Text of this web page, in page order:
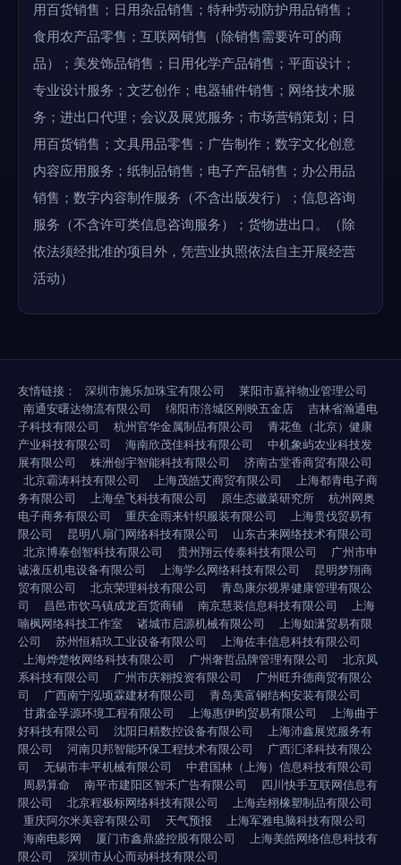
用百货销售；日用杂品销售；特种劳动防护用品销售；
食用农产品零售；互联网销售（除销售需要许可的商
品）；美发饰品销售；日用化学产品销售；平面设计；
专业设计服务；文艺创作；电器辅件销售；网络技术服
务；进出口代理；会议及展览服务；市场营销策划；日
用百货销售；文具用品零售；广告制作；数字文化创意
内容应用服务；纸制品销售；电子产品销售；办公用品
销售；数字内容制作服务（不含出版发行）；信息咨询
服务（不含许可类信息咨询服务）；货物进出口。（除
依法须经批准的项目外，凭营业执照依法自主开展经营
活动）
友情链接： 深圳市施乐加珠宝有限公司
莱阳市嘉祥物业管理公司
南通安曙达物流有限公司
绵阳市涪城区刚映五金店
吉林省瀚通电
子科技有限公司
杭州官华金属制品有限公司
青花鱼（北京）健康
产业科技有限公司
海南欣茂佳科技有限公司
中机象屿农业科技发
展有限公司
株洲创宇智能科技有限公司
济南古堂香商贸有限公司
北京霸涛科技有限公司
上海茂皓艾商贸有限公司
上海都青电子商
务有限公司
上海垒飞科技有限公司 原生态徽菜研究所
杭州网奥
电子商务有限公司
重庆金雨来针织服装有限公司
上海贵伐贸易有
限公司
昆明八扇门网络科技有限公司
山东古来网络技术有限公司
北京博泰创智科技有限公司
贵州翔云传泰科技有限公司
广州市申
诚液压机电设备有限公司
上海学么网络科技有限公司
昆明梦翔商
贸有限公司
北京荣理科技有限公司
青岛康尔视界健康管理有限公
司
昌邑市饮马镇成龙百货商铺 南京慧装信息科技有限公司
上海
喃枫网络科技工作室
诸城市启源机械有限公司
上海如潇贸易有限
公司
苏州恒精玖工业设备有限公司
上海佐丰信息科技有限公司
上海烨楚牧网络科技有限公司
广州奢哲品牌管理有限公司
北京凤
系科技有限公司
广州市庆翱投资有限公司
广州旺升德商贸有限公
司
广西南宁泓顷霖建材有限公司
青岛美富钢结构安装有限公司
甘肃金孚源环境工程有限公司
上海惠伊昀贸易有限公司
上海曲于
好科技有限公司
沈阳日精数控设备有限公司
上海沛鑫展览服务有
限公司
河南贝邦智能环保工程技术有限公司
广西汇泽科技有限公
司
无锡市丰平机械有限公司
中君国林（上海）信息科技有限公司
周易算命
南平市建阳区智禾广告有限公司
四川快手互联网信息有
限公司
北京程极标网络科技有限公司
上海垚栩橡塑制品有限公司
重庆阿尔米美容有限公司
天气预报
上海军雅电脑科技有限公司
海南电影网
厦门市鑫鼎盛控股有限公司
上海美皓网络信息科技有
限公司
深圳市从心而动科技有限公司